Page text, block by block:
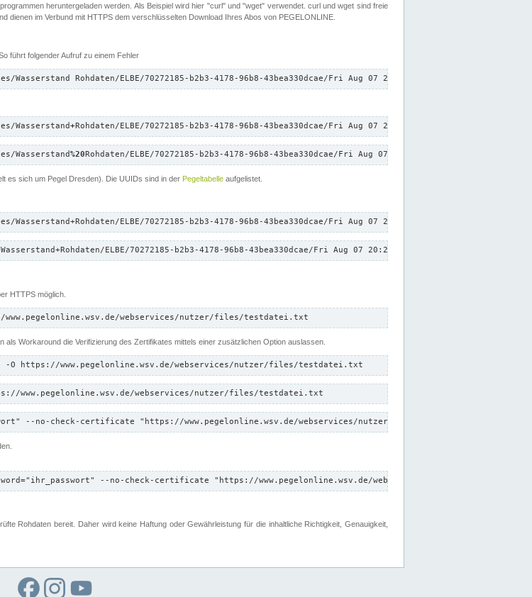
heruntergeladen werden. Als Beispiel wird hier "curl" und "wget" verwendet. curl und wget sind freie
dienen im Verbund mit HTTPS dem verschlüsselten Download Ihres Abos von PEGELONLINE.
führt folgender Aufruf zu einem Fehler
Rohdaten/ELBE/70272185-b2b3-4178-96b8-43bea330dcae/Fri Aug 07 20:22:17 CEST 2026/down.txt"
Wasserstand+Rohdaten/ELBE/70272185-b2b3-4178-96b8-43bea330dcae/Fri Aug 07 20:22:17 CEST 2026/down.txt"
Wasserstand%20Rohdaten/ELBE/70272185-b2b3-4178-96b8-43bea330dcae/Fri Aug 07 20:22:17 CEST 2026/down.txt"
es sich um Pegel Dresden). Die UUIDs sind in der Pegeltabelle aufgelistet.
ELBE/70272185-b2b3-4178-96b8-43bea330dcae/Fri Aug 07 20:22:17 CEST 2026/down.txt"
ELBE/70272185-b2b3-4178-96b8-43bea330dcae/Fri Aug 07 20:22:17 CEST 2026/down.txt"
HTTPS möglich.
webservices/nutzer/files/testdatei.txt
Workaround die Verifizierung des Zertifikates mittels einer zusätzlichen Option auslassen.
https://www.pegelonline.wsv.de/webservices/nutzer/files/testdatei.txt
www.pegelonline.wsv.de/webservices/nutzer/files/testdatei.txt
--no-check-certificate "https://www.pegelonline.wsv.de/webservices/nutzer/files/testdatei.txt"
--no-check-certificate "https://www.pegelonline.wsv.de/webservices/nutzer/files"
Rohdaten bereit. Daher wird keine Haftung oder Gewährleistung für die inhaltliche Richtigkeit, Genauigkeit,